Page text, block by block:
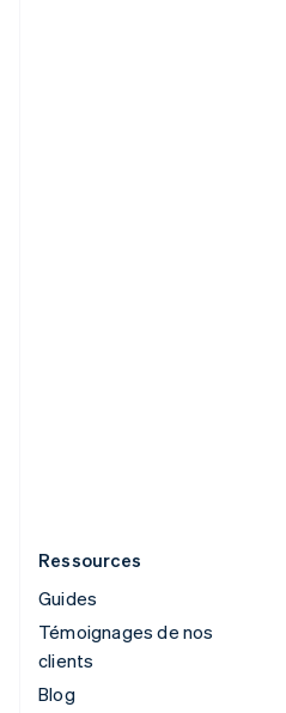
Ressources
Guides
Témoignages de nos
clients
Blog